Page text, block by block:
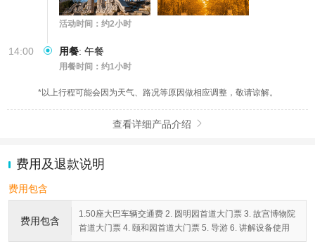
活动时间：约2小时
14:00 用餐: 午餐
用餐时间：约1小时
*以上行程可能会因为天气、路况等原因做相应调整，敬请谅解。
查看详细产品介绍 
费用及退款说明
费用包含
费用包含
1.50座大巴车辆交通费 2. 圆明园首道大门票 3. 故宫博物院
首道大门票 4. 颐和园首道大门票 5. 导游 6. 讲解设备使用